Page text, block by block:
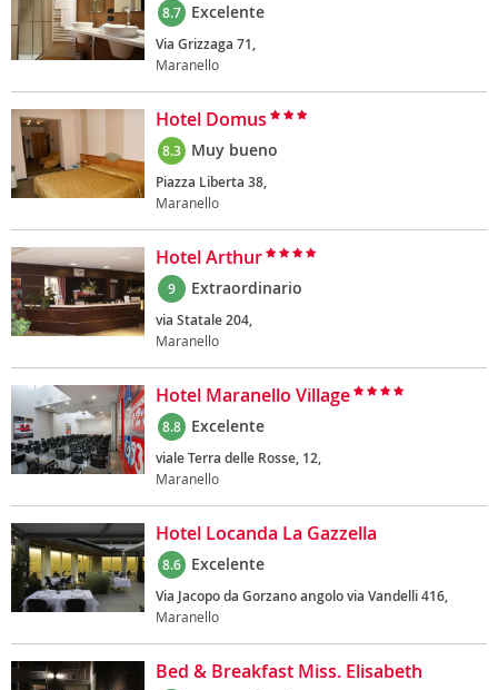
8.7 Excelente
Via Grizzaga 71,
Maranello
Hotel Domus
8.3 Muy bueno
Piazza Liberta 38,
Maranello
Hotel Arthur
9 Extraordinario
via Statale 204,
Maranello
Hotel Maranello Village
8.8 Excelente
viale Terra delle Rosse, 12,
Maranello
Hotel Locanda La Gazzella
8.6 Excelente
Via Jacopo da Gorzano angolo via Vandelli 416,
Maranello
Bed & Breakfast Miss. Elisabeth